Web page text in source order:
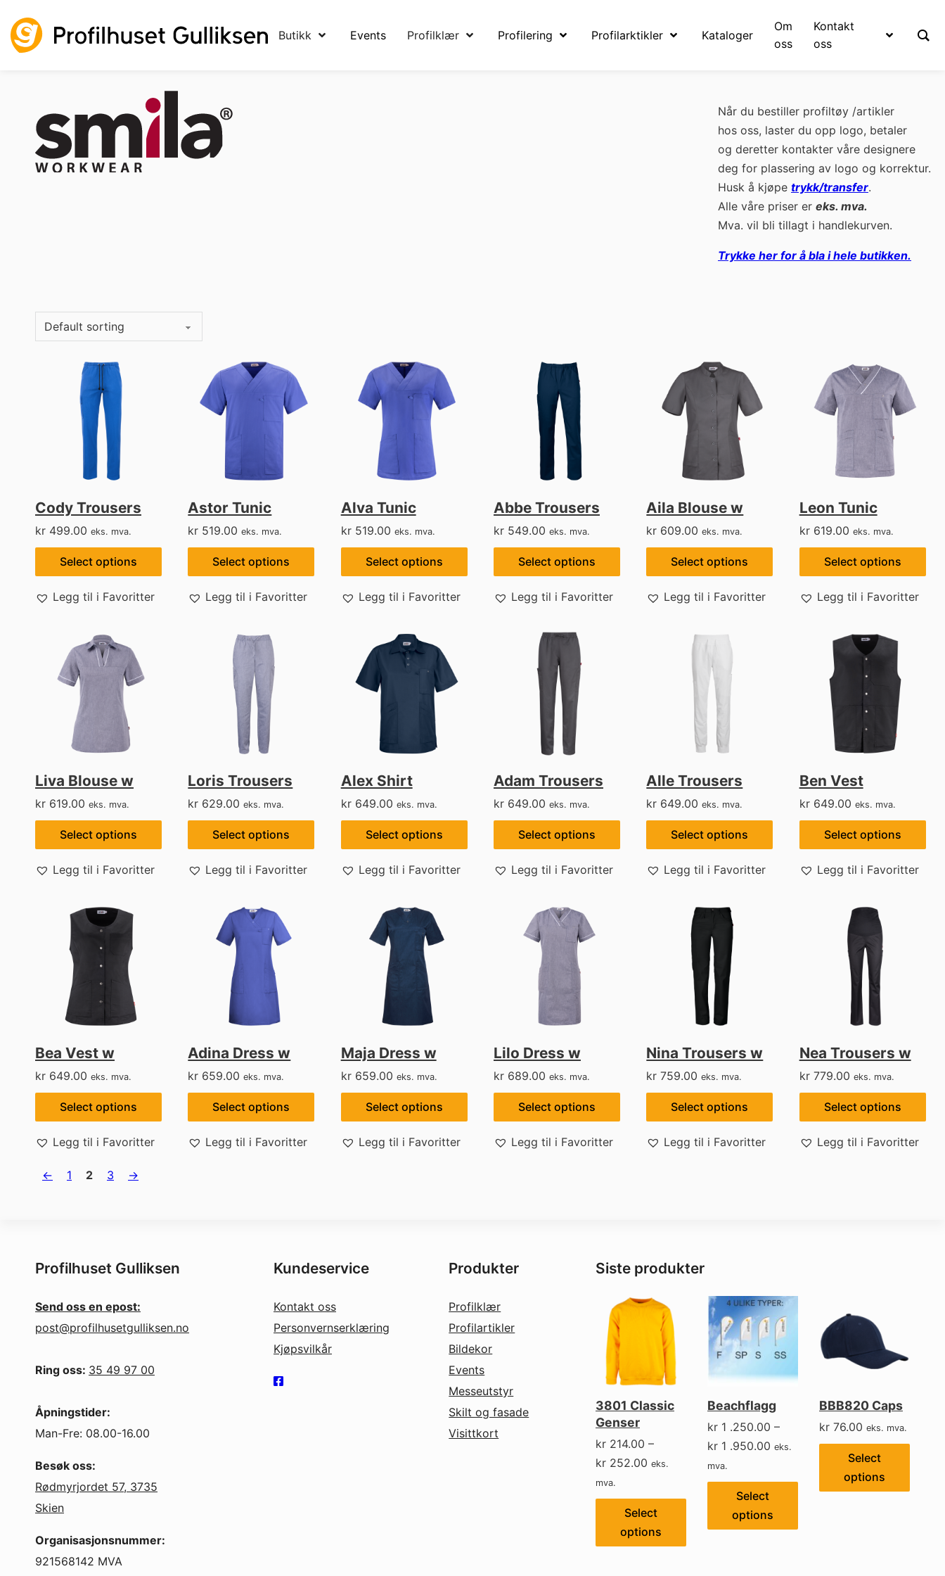
Butikk Events Profilklær Profilering Profilarktikler Kataloger
Om
oss
Kontakt
oss
Når du bestiller profiltøy /artikler
hos oss, laster du opp logo, betaler
og deretter kontakter våre designere
deg for plassering av logo og korrektur.
Husk å kjøpe trykk/transfer.
Alle våre priser er eks. mva.
Mva. vil bli tillagt i handlekurven.
Trykke her for å bla i hele butikken.
Cody Trousers
kr 499.00 eks. mva.
Select options
Legg til i Favoritter
Astor Tunic
kr 519.00 eks. mva.
Select options
Legg til i Favoritter
Alva Tunic
kr519.00 eks. mva.
Select options
Legg til i Favoritter
Abbe Trousers
kr549.00 eks. mva.
Select options
Legg til i Favoritter
Aila Blouse w
kr 609.00 eks. mva.
Select options
Legg til i Favoritter
Leon Tunic
kr619.00 eks. mva.
Select options
Legg til i Favoritter
Liva Blouse w
kr 619.00 eks. mva.
Select options
Legg til i Favoritter
Loris Trousers
kr 629.00 eks. mva.
Select options
Legg til i Favoritter
Alex Shirt
kr649.00 eks. mva.
Select options
Legg til i Favoritter
Adam Trousers
kr649.00 eks. mva.
Select options
Legg til i Favoritter
Alle Trousers
kr 649.00 eks. mva.
Select options
Legg til i Favoritter
Ben Vest
kr649.00 eks. mva.
Select options
Legg til i Favoritter
Bea Vest w
kr 649.00 eks. mva.
Select options
Legg til i Favoritter
Adina Dress w
kr 659.00 eks. mva.
Select options
Legg til i Favoritter
Maja Dress w
kr659.00 eks. mva.
Select options
Legg til i Favoritter
Lilo Dress w
kr689.00 eks. mva.
Select options
Legg til i Favoritter
Nina Trousers w
kr 759.00 eks. mva.
Select options
Legg til i Favoritter
Nea Trousers w
kr779.00 eks. mva.
Select options
Legg til i Favoritter
← 1 2 3 →
Profilhuset Gulliksen
Send oss en epost:
post@profilhusetgulliksen.no
Ring oss: 35 49 97 00
Åpningstider:
Man-Fre: 08.00-16.00
Besøk oss:
Rødmyrjordet 57, 3735
Skien
Organisasjonsnummer:
921568142 MVA
Kundeservice
Kontakt oss
Personvernserklæring
Kjøpsvilkår
Produkter
Profilklær
Profilartikler
Bildekor
Events
Messeutstyr
Skilt og fasade
Visittkort
Siste produkter
3801 Classic
Genser
kr 214.00 –
kr 252.00 eks.
mva.
Select
options
Beachflagg
kr 1 .250.00 –
kr 1 .950.00 eks.
mva.
Select
options
BBB820 Caps
kr 76.00 eks. mva.
Select
options